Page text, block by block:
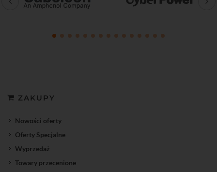
ZAKUPY
Nowości oferty
Oferty Specjalne
Wyprzedaż
Towary przecenione